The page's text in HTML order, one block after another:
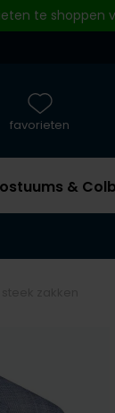
te shoppen
&
favorieten